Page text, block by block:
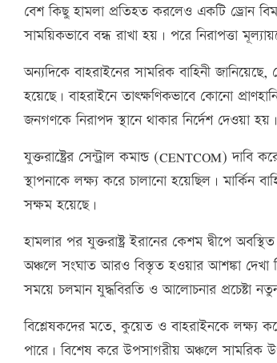
বেশ কিছু হামলা প্রতিহত করলেও একটি ড্রোন
সাময়িকভাবে বন্ধ রাখা হয়। পরে নিরাপত্তা
অন্যদিকে বাহরাইনের সামরিক বাহিনী
হয়েছে। বাহরাইনে তাৎক্ষণিকভাবে কোনো
জনগণকে নিরাপদ স্থানে থাকার নির্দেশ দেওয়া হয়।
যুক্তরাষ্ট্রের সেন্ট্রাল কমান্ড (CENTCOM)
স্থাপনাকে লক্ষ্য করে চালানো হয়েছিল। মার্কিন
সক্ষম হয়েছে।
হামলার পর যুক্তরাষ্ট্র ইরানের কেশম দ্বীপে
অঞ্চলে সংঘাত আরও বিস্তৃত হওয়ার আশঙ্কা দেখা
সময়ে চলমান যুদ্ধবিরতি ও আলোচনার প্রচেষ্টা
বিশ্লেষকদের মতে, কুয়েত ও বাহরাইনকে লক্ষ্য
পারে। বিশেষ করে উপসাগরীয় অঞ্চলে সামরিক